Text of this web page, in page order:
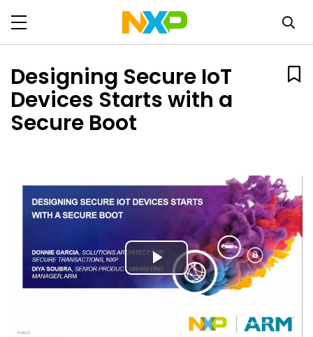
Designing Secure IoT
Devices Starts with a
Secure Boot
Play